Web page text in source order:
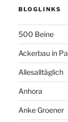
BLOGLINKS
500 Beine
Ackerbau in
Allesalltäglich
Anhora
Anke Groener